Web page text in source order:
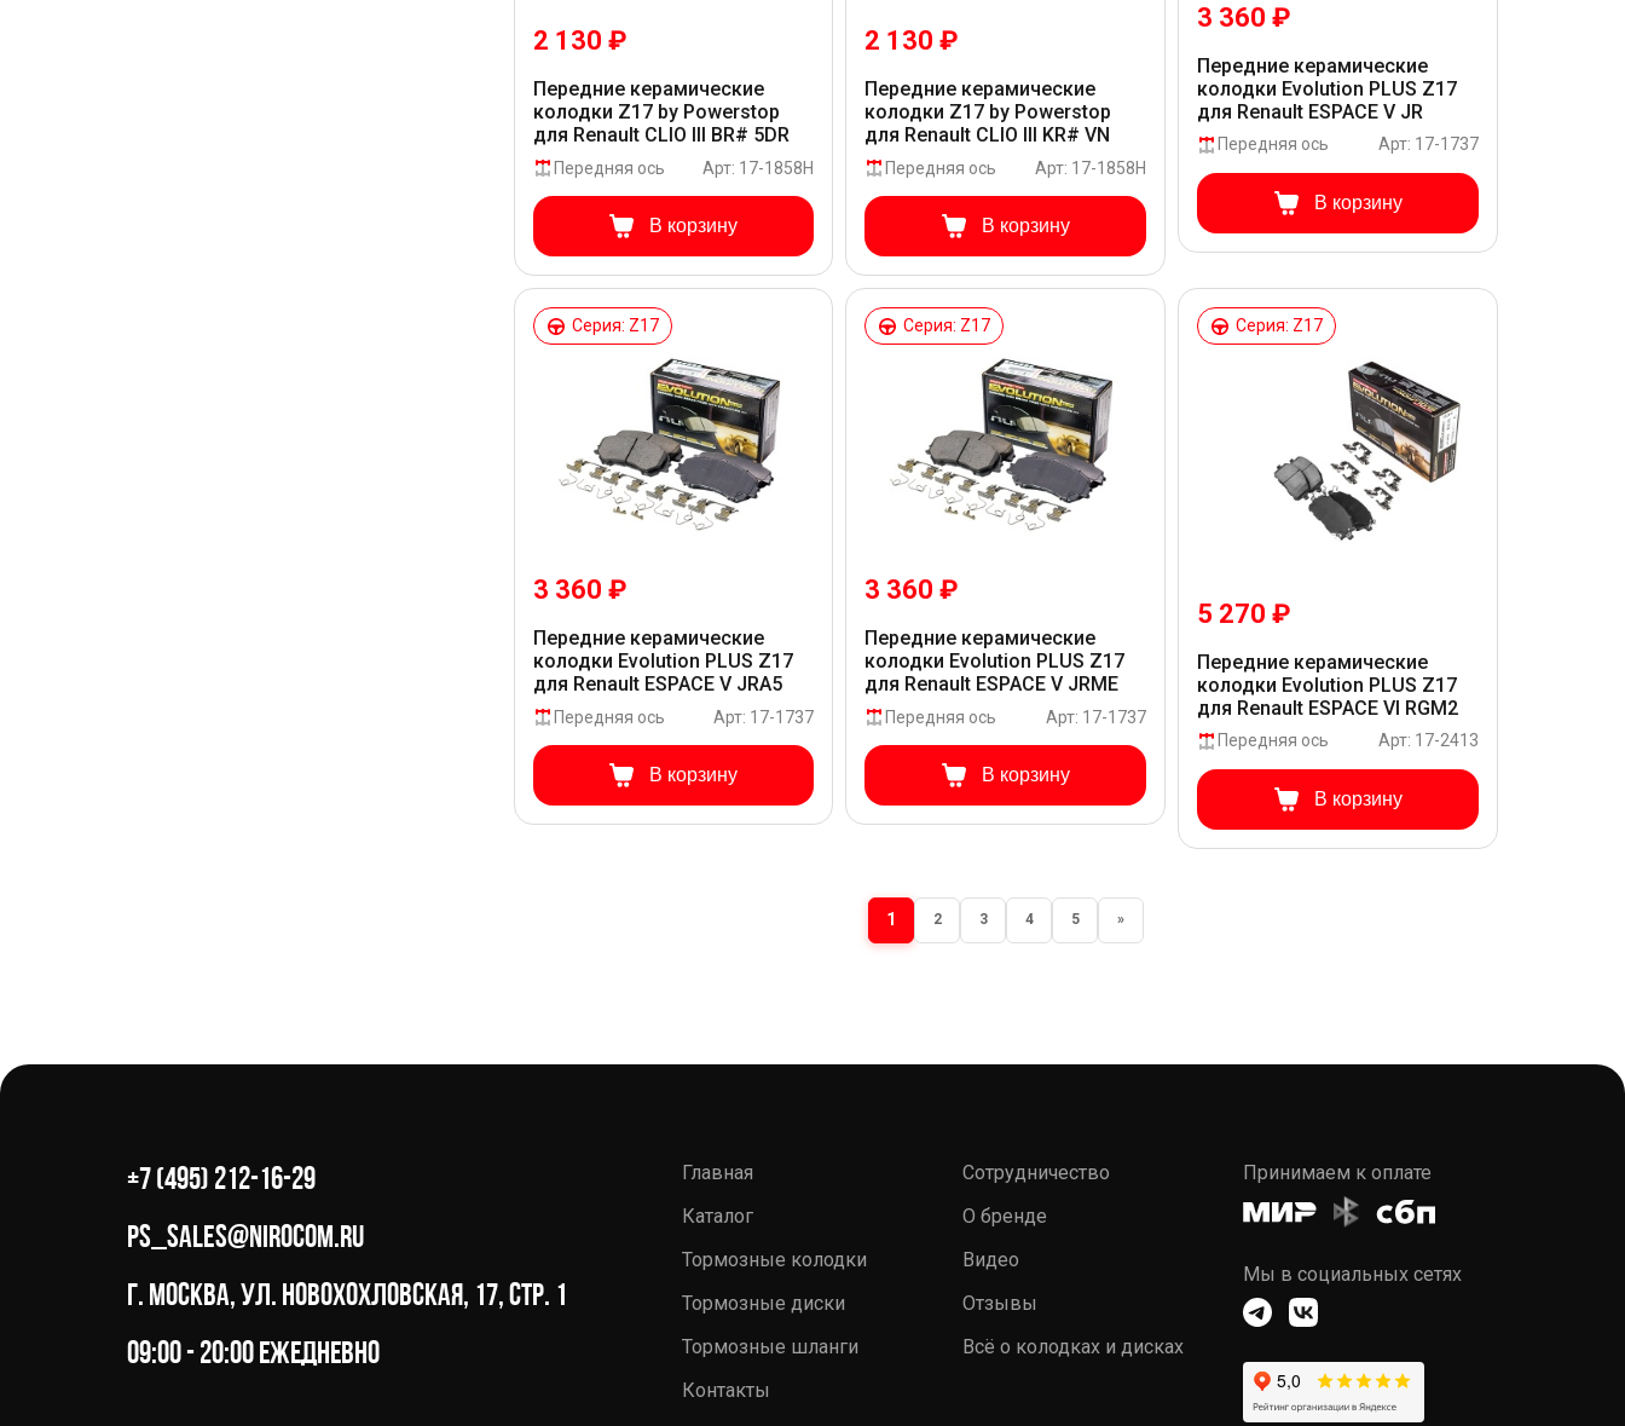
2 130 ₽
Передние керамические
колодки Z17 by Powerstop
для Renault CLIO III BR# 5DR
Передняя ось Арт: 17-1858H
В корзину
2 130 ₽
Передние керамические
колодки Z17 by Powerstop
для Renault CLIO III KR# VN
Передняя ось Арт: 17-1858H
В корзину
3 360 ₽
Передние керамические
колодки Evolution PLUS Z17
для Renault ESPACE V JR
Передняя ось Арт: 17-1737
В корзину
Серия: Z17
3 360 ₽
Передние керамические
колодки Evolution PLUS Z17
для Renault ESPACE V JRA5
Передняя ось Арт: 17-1737
В корзину
Серия: Z17
3 360 ₽
Передние керамические
колодки Evolution PLUS Z17
для Renault ESPACE V JRME
Передняя ось Арт: 17-1737
В корзину
Серия: Z17
5 270 ₽
Передние керамические
колодки Evolution PLUS Z17
для Renault ESPACE VI RGM2
Передняя ось Арт: 17-2413
В корзину
1 2 3 4 5 »
+7 (495) 212-16-29
ps_sales@nirocom.ru
г. Москва, ул. Новохохловская, 17, стр. 1
09:00 - 20:00 ежедневно
Главная
Каталог
Тормозные колодки
Тормозные диски
Тормозные шланги
Контакты
Сотрудничество
О бренде
Видео
Отзывы
Всё о колодках и дисках
Принимаем к оплате
Мы в социальных сетях